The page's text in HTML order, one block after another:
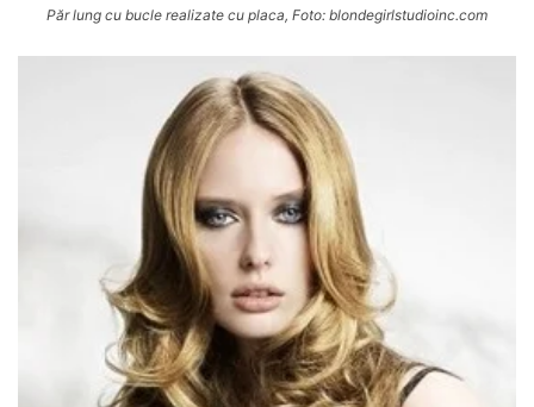
Păr lung cu bucle realizate cu placa, Foto: blondegirlstudioinc.com